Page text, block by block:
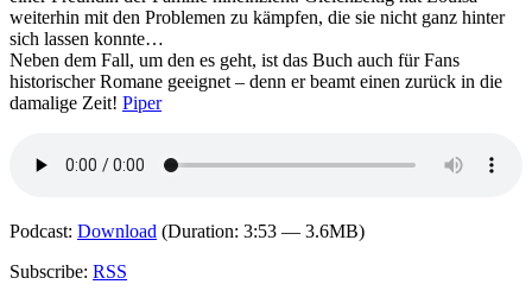
weiterhin mit den Problemen zu kämpfen, die sie nicht ganz hinter
sich lassen konnte…
Neben dem Fall, um den es geht, ist das Buch auch für Fans
historischer Romane geeignet – denn er beamt einen zurück in die
damalige Zeit! Piper
Podcast: Download (Duration: 3:53 — 3.6MB)
Subscribe: RSS